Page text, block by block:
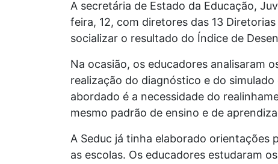
A secretária de Estado da Educação,
feira, 12, com diretores das 13
socializar o resultado do Índice de
Na ocasião, os educadores analisaram
realização do diagnóstico e do
abordado é a necessidade do
mesmo padrão de ensino e de
A Seduc já tinha elaborado orientações
as escolas. Os educadores estudaram